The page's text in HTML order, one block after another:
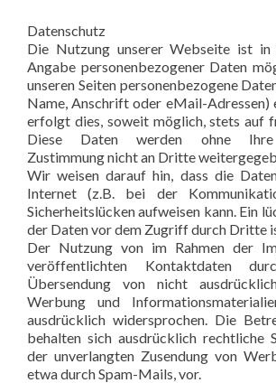
Datenschutz
Die Nutzung unserer Webseite ist in
Angabe personenbezogener Daten
unseren Seiten personenbezogene
Name, Anschrift oder eMail-Adressen)
erfolgt dies, soweit möglich, stets auf
Diese Daten werden ohne Ihre
Zustimmung nicht an Dritte
Wir weisen darauf hin, dass die
Internet (z.B. bei der
Sicherheitslücken aufweisen kann. Ein
der Daten vor dem Zugriff durch Dritte
Der Nutzung von im Rahmen der
veröffentlichten Kontaktdaten
Übersendung von nicht
Werbung und
ausdrücklich widersprochen. Die
behalten sich ausdrücklich rechtliche
der unverlangten Zusendung von
etwa durch Spam-Mails, vor.